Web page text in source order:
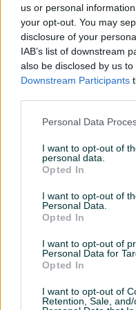
us or personal
your opt-out. You may
disclosure of your
IAB’s list of downstream
also be disclosed by us
Downstream Participants
Personal Data
I want to opt-out of
personal data.
Opted In
I want to opt-out of
Personal Data.
Opted In
I want to opt-out of
Personal Data for
Opted In
I want to opt-out of
Retention, Sale,
BSEED Wifi SMART led
termostat za grijanje Crni
239 KM
Dostupno
230VAC 1N0+1NC ISKRA